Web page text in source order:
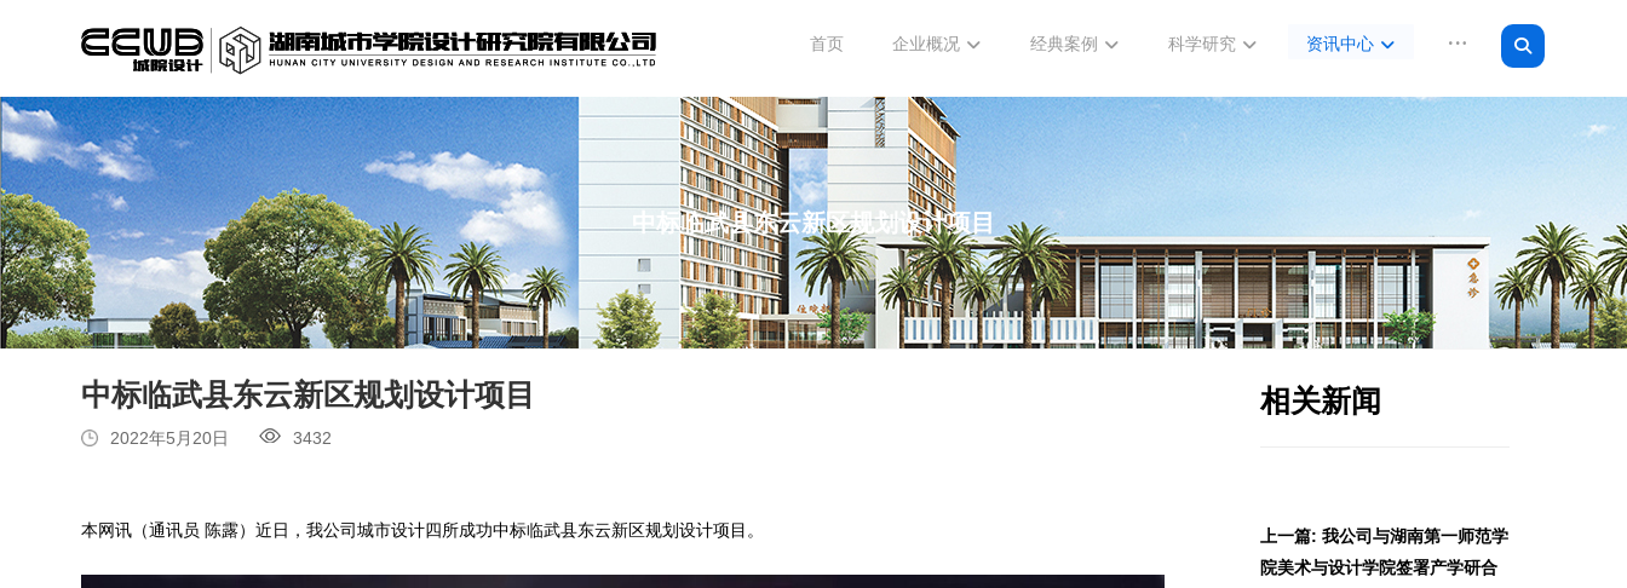
首页 企业概况 经典案例 科学研究 资讯中心
中标临武县东云新区规划设计项目
中标临武县东云新区规划设计项目
2022年5月20日 3432
本网讯（通讯员 陈露）近日，我公司城市设计四所成功中标临武县东云新区规划设计项目。
相关新闻
上一篇: 我公司与湖南第一师范学
院美术与设计学院签署产学研合